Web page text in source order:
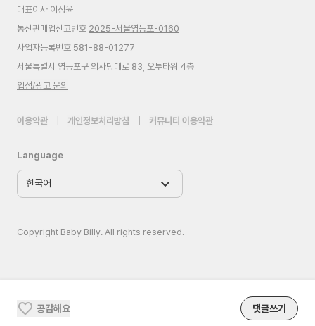
공감해요 댓글쓰기
대표이사 이정윤
통신판매업신고번호 2025-서울영등포-0160
사업자등록번호 581-88-01277
서울특별시 영등포구 의사당대로 83, 오투타워 4층
입점/광고 문의
이용약관 개인정보처리방침 커뮤니티 이용약관
Language
Copyright Baby Billy. All rights reserved.